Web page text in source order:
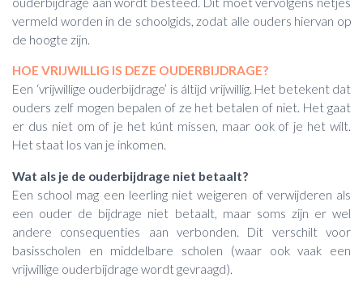
vermeld worden in de schoolgids, zodat alle ouders hiervan op
de hoogte zijn.
HOE VRIJWILLIG IS DEZE OUDERBIJDRAGE?
Een ‘vrijwillige ouderbijdrage’ is áltijd vrijwillig. Het betekent dat
ouders zelf mogen bepalen of ze het betalen of niet. Het gaat
er dus niet om of je het kúnt missen, maar ook of je het wílt.
Het staat los van je inkomen.
Wat als je de ouderbijdrage niet betaalt?
Een school mag een leerling niet weigeren of verwijderen als
een ouder de bijdrage niet betaalt, maar soms zijn er wel
andere consequenties aan verbonden. Dit verschilt voor
basisscholen en middelbare scholen (waar ook vaak een
vrijwillige ouderbijdrage wordt gevraagd).